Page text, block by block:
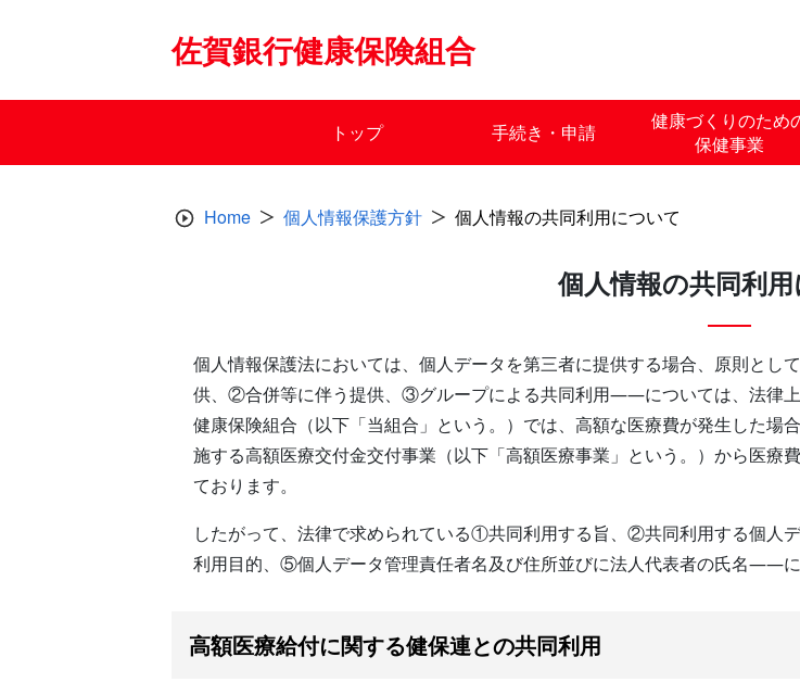
佐賀銀行健康保険組合
トップ 手続き・申請
健康づくりのため
保健事業
Home 個人情報保護方針 個人情報の共同利用について
個人情報の共同利
個人情報保護法においては、個人データを第三者に提供する場合、原則と
供、②合併等に伴う提供、③グループによる共同利用――については、法律
健康保険組合（以下「当組合」という。）では、高額な医療費が発生した場
施する高額医療交付金交付事業（以下「高額医療事業」という。）から医療
ております。
したがって、法律で求められている①共同利用する旨、②共同利用する個
利用目的、⑤個人データ管理責任者名及び住所並びに法人代表者の氏名――に
高額医療給付に関する健保連との共同利用